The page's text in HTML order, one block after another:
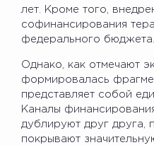
лет. Кроме того,
софинансирования
федерального бюджета.
Однако, как отмечают
формировалась
представляет собой
Каналы
дублируют друг друга,
покрывают